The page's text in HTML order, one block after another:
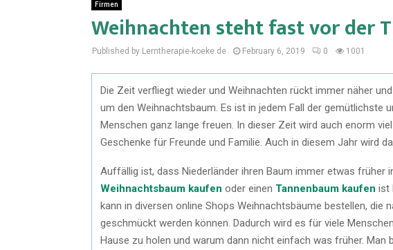
Firmen
Weihnachten steht fast vor der
Published by Lerntherapie-koeke.de February 6, 2019 0 1001
Die Zeit verfliegt wieder und Weihnachten rückt immer näher
um den Weihnachtsbaum. Es ist in jedem Fall der gemütlichste
Menschen ganz lange freuen. In dieser Zeit wird auch enorm
Geschenke für Freunde und Familie. Auch in diesem Jahr wird
Auffällig ist, dass Niederländer ihren Baum immer etwas
Weihnachtsbaum kaufen oder einen Tannenbaum kaufen ist
kann in diversen online Shops Weihnachtsbäume bestellen, die
geschmückt werden können. Dadurch wird es für viele
Hause zu holen und warum dann nicht einfach was früher.